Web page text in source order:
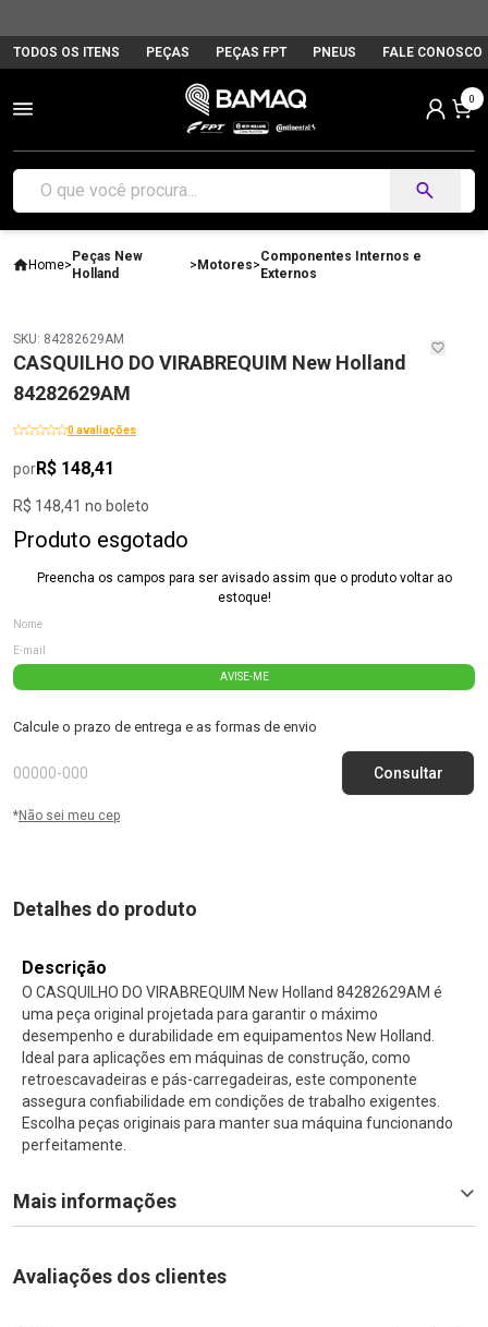
TODOS OS ITENS PEÇAS PEÇAS FPT PNEUS FALE CONOSCO
0
Home>
Peças New
Holland
>Motores>
Componentes Internos e
Externos
SKU: 84282629AM
CASQUILHO DO VIRABREQUIM New Holland
84282629AM
0 avaliações
porR$ 148,41
R$ 148,41 no boleto
Produto esgotado
Preencha os campos para ser avisado assim que o produto voltar ao
estoque!
AVISE-ME
Calcule o prazo de entrega e as formas de envio
*Não sei meu cep
Detalhes do produto
Descrição
O CASQUILHO DO VIRABREQUIM New Holland 84282629AM é
uma peça original projetada para garantir o máximo
desempenho e durabilidade em equipamentos New Holland.
Ideal para aplicações em máquinas de construção, como
retroescavadeiras e pás-carregadeiras, este componente
assegura confiabilidade em condições de trabalho exigentes.
Escolha peças originais para manter sua máquina funcionando
perfeitamente.
Mais informações
Avaliações dos clientes